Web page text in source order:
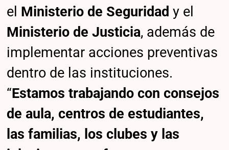
el Ministerio de Seguridad y el
Ministerio de Justicia, además de
implementar acciones preventivas
dentro de las instituciones.
“Estamos trabajando con consejos
de aula, centros de estudiantes,
las familias, los clubes y las